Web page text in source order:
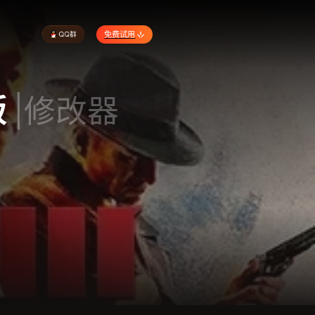
免费试用
|修改器